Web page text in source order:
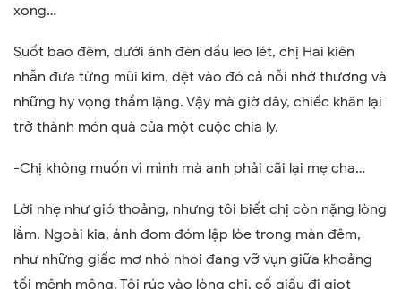
xong…
Suốt bao đêm, dưới ánh đèn dầu leo lét, chị Hai kiên
nhẫn đưa từng mũi kim, dệt vào đó cả nỗi nhớ thương và
những hy vọng thầm lặng. Vậy mà giờ đây, chiếc khăn lại
trở thành món quà của một cuộc chia ly.
-Chị không muốn vì mình mà anh phải cãi lại mẹ cha…
Lời nhẹ như gió thoảng, nhưng tôi biết chị còn nặng lòng
lắm. Ngoài kia, ánh đom đóm lập lòe trong màn đêm,
như những giấc mơ nhỏ nhoi đang vỡ vụn giữa khoảng
tối mênh mông. Tôi rúc vào lòng chị, cố giấu đi giọt